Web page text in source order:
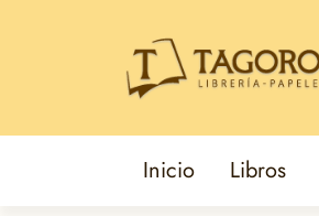
Inicio Libros